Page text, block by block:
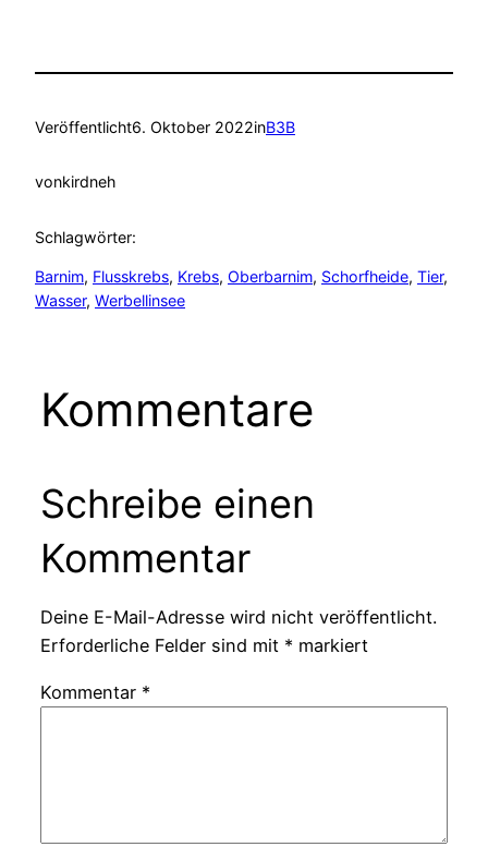
Veröffentlicht6. Oktober 2022inB3B
vonkirdneh
Schlagwörter:
Barnim, Flusskrebs, Krebs, Oberbarnim, Schorfheide, Tier
Wasser, Werbellinsee
Kommentare
Schreibe einen
Kommentar
Deine E-Mail-Adresse wird nicht veröffentlicht.
Erforderliche Felder sind mit * markiert
Kommentar *